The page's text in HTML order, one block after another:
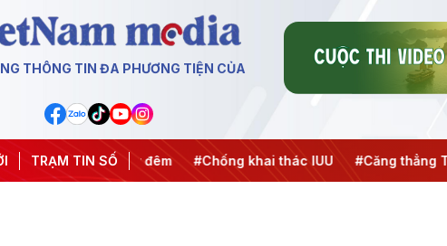
THÔNG TIN ĐA PHƯƠNG TIỆN CỦA
TRẠM TIN SỐ
dịch 500 ngày đêm #Chống khai thác IUU #Căng thẳng Trung